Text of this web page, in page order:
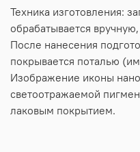
Техника изготовления:
обрабатывается
После нанесения
покрывается поталью
Изображение иконы
светоотражаемой
лаковым покрытием.